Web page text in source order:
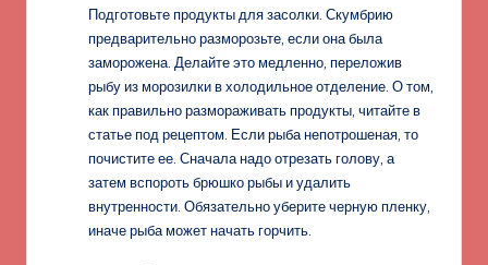
Подготовьте продукты для засолки. Скумбрию
предварительно разморозьте, если она была
заморожена. Делайте это медленно, переложив
рыбу из морозилки в холодильное отделение. О том,
как правильно размораживать продукты, читайте в
статье под рецептом. Если рыба непотрошеная, то
почистите ее. Сначала надо отрезать голову, а
затем вспороть брюшко рыбы и удалить
внутренности. Обязательно уберите черную пленку,
иначе рыба может начать горчить.